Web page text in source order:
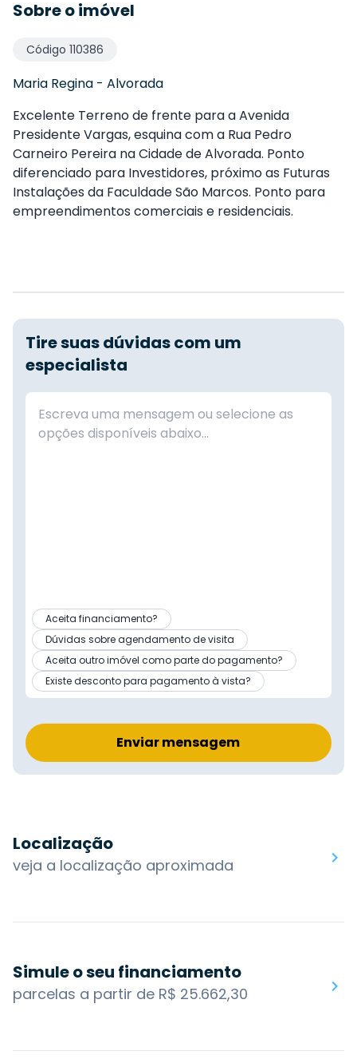
Sobre o imóvel
Código 110386
Maria Regina - Alvorada
Excelente Terreno de frente para a Avenida
Presidente Vargas, esquina com a Rua Pedro
Carneiro Pereira na Cidade de Alvorada. Ponto
diferenciado para Investidores, próximo as Futuras
Instalações da Faculdade São Marcos. Ponto para
empreendimentos comerciais e residenciais.
Tire suas dúvidas com um
especialista
Aceita financiamento?
Dúvidas sobre agendamento de visita
Aceita outro imóvel como parte do pagamento?
Existe desconto para pagamento à vista?
Enviar mensagem
Localização
veja a localização aproximada
Simule o seu financiamento
parcelas a partir de R$ 25.662,30